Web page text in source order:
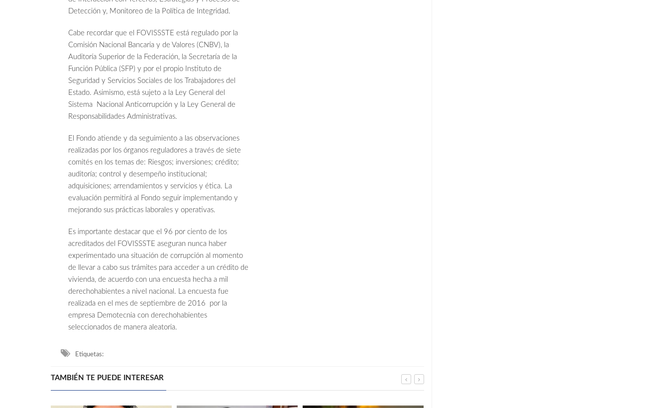
Detección y, Monitoreo de la Política de Integridad.
Cabe recordar que el FOVISSSTE está regulado por la
Comisión Nacional Bancaria y de Valores (CNBV), la
Auditoría Superior de la Federación, la Secretaría de la
Función Pública (SFP) y por el propio Instituto de
Seguridad y Servicios Sociales de los Trabajadores del
Estado. Asimismo, está sujeto a la Ley General del
Sistema Nacional Anticorrupción y la Ley General de
Responsabilidades Administrativas.
El Fondo atiende y da seguimiento a las observaciones
realizadas por los órganos reguladores a través de siete
comités en los temas de: Riesgos; inversiones; crédito;
auditoría; control y desempeño institucional;
adquisiciones; arrendamientos y servicios y ética. La
evaluación permitirá al Fondo seguir implementando y
mejorando sus prácticas laborales y operativas.
Es importante destacar que el 96 por ciento de los
acreditados del FOVISSSTE aseguran nunca haber
experimentado una situación de corrupción al momento
de llevar a cabo sus trámites para acceder a un crédito de
vivienda, de acuerdo con una encuesta hecha a mil
derechohabientes a nivel nacional. La encuesta fue
realizada en el mes de septiembre de 2016 por la
empresa Demotecnia con derechohabientes
seleccionados de manera aleatoria.
Etiquetas:
TAMBIÉN TE PUEDE INTERESAR